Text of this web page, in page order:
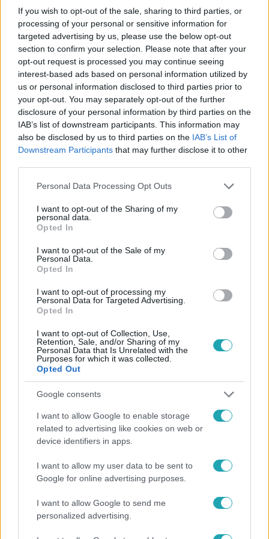
If you wish to opt-out of the sale, sharing to third parties, or
processing of your personal or sensitive information for
targeted advertising by us, please use the below opt-out
section to confirm your selection. Please note that after your
opt-out request is processed you may continue seeing
interest-based ads based on personal information utilized by
us or personal information disclosed to third parties prior to
your opt-out. You may separately opt-out of the further
disclosure of your personal information by third parties on the
IAB’s list of downstream participants. This information may
also be disclosed by us to third parties on the IAB’s List of
Downstream Participants that may further disclose it to other
Please note that this website/app uses one or more Google
not limited to your visit or usage behaviour. You may click to
grant or deny consent to Google and its third-party tags to
use your data for below specified purposes in below Google
consent section.
Personal Data Processing Opt Outs
I want to opt-out of the Sharing of my
personal data.
Opted In
I want to opt-out of the Sale of my
Personal Data.
Opted In
I want to opt-out of processing my
Personal Data for Targeted Advertising.
Opted In
I want to opt-out of Collection, Use,
Retention, Sale, and/or Sharing of my
Personal Data that Is Unrelated with the
Purposes for which it was collected.
Opted Out
Google consents
I want to allow Google to enable storage
related to advertising like cookies on web or
device identifiers in apps.
I want to allow my user data to be sent to
Google for online advertising purposes.
I want to allow Google to send me
personalized advertising.
Itt állítsd be, hogy az RTL.hu az elsők között
legyen a Google-találatokban!
Kövess minket, és értesülj a friss hírekről a
HÍRADÓ
IZRAEL # GÁZA #KIBUC #HAMÁSZ
MAGYAR CSALÁD #TÚLÉLŐK #TOP HÍREK
Népszerű